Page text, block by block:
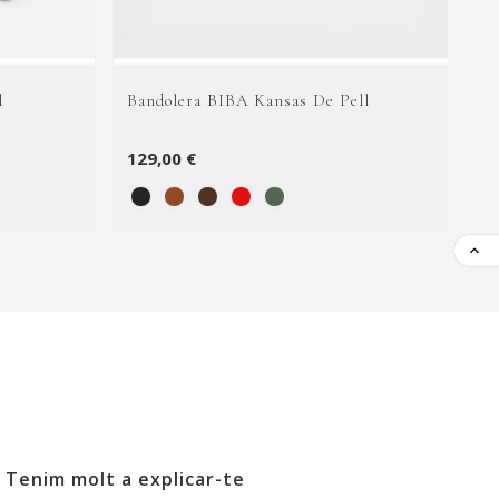
Bandolera BIBA Kansas De Pell
129,00 €
Tenim molt a explicar-te
